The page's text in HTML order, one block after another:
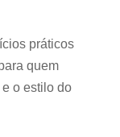
práticos
quem
o estilo do